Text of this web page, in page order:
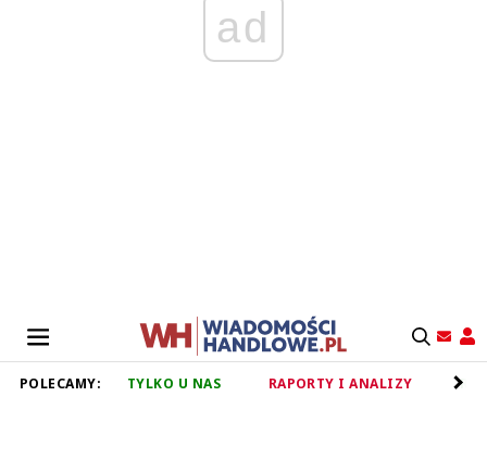
ad
POLECAMY: TYLKO U NAS RAPORTY I ANALIZY